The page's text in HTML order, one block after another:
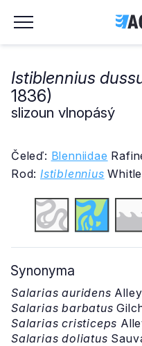
Istiblennius
1836)
slizoun vlnopásý
Čeleď: Blenniidae
Rod: Istiblennius
Synonyma
Salarias auridens
Salarias barbatus
Salarias cristiceps
Salarias doliatus